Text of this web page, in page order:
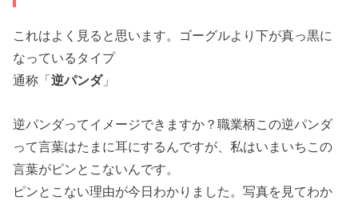
これはよく見ると思います。ゴーグルより下が真っ黒に
なっているタイプ
通称「逆パンダ」
逆パンダってイメージできますか？職業柄この逆パンダ
って言葉はたまに耳にするんですが、私はいまいちこの
言葉がピンとこないんです。
ピンとこない理由が今日わかりました。写真を見てわか